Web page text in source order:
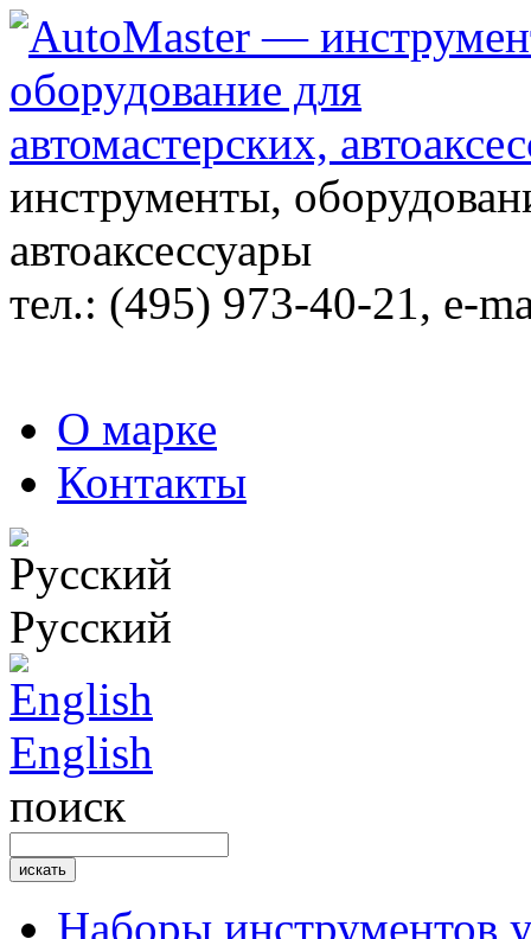
инструменты,
автоаксессуары
тел.: (495) 973-40-21, e-
О марке
Контакты
Русский
English
поиск
Наборы инструментов